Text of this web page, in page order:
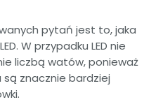
pytań jest to, jaka
W przypadku LED nie
liczbą watów, ponieważ
są znacznie bardziej